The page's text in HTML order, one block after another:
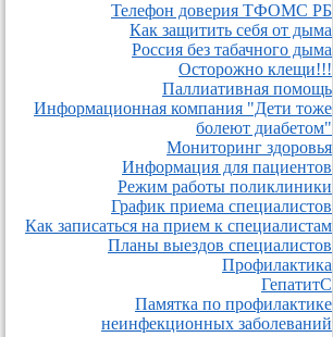
Телефон доверия ТФОМС РБ
Как защитить себя от дыма
Россия без табачного дыма
Осторожно клещи!!!
Паллиативная помощь
Информационная компания "Дети тоже
болеют диабетом"
Мониторинг здоровья
Информация для пациентов
Режим работы поликлиники
График приема специалистов
Как записаться на прием к специалистам
Планы выездов специалистов
Профилактика
ГепатитС
Памятка по профилактике
неинфекционных заболеваний